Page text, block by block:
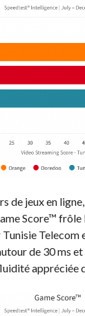
de jeux en
Score™ frôle
Telecom
de 30 ms
appréciée